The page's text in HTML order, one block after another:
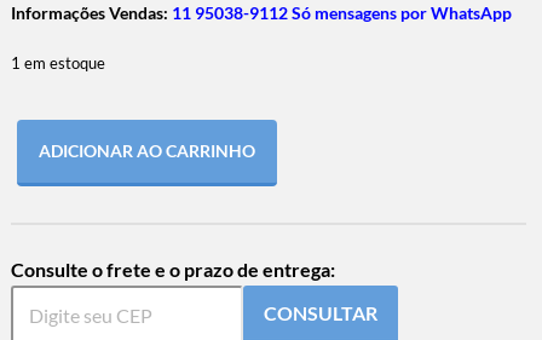
Informações Vendas: 11 95038-9112 Só mensagens por WhatsApp
1 em estoque
ADICIONAR AO CARRINHO
Consulte o frete e o prazo de entrega:
CONSULTAR